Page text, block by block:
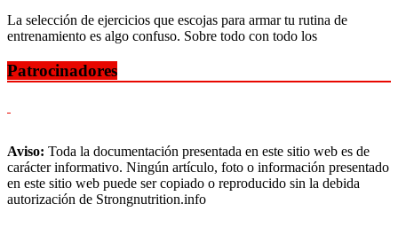
La selección de ejercicios que escojas para armar tu rutina de
entrenamiento es algo confuso. Sobre todo con todo los
Patrocinadores
Aviso: Toda la documentación presentada en este sitio web es de
carácter informativo. Ningún artículo, foto o información presentado
en este sitio web puede ser copiado o reproducido sin la debida
autorización de Strongnutrition.info